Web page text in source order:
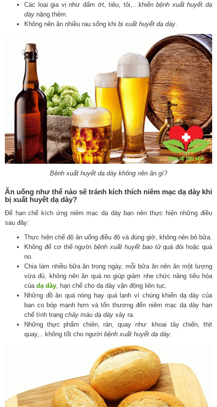
Các loại gia vị như dấm ớt, tiêu, tỏi,…khiếnbệnh xuất huyết dạ
dày nặng thêm.
Không nên ăn nhiều rau sống khi bị xuất huyết dạ dày
Bệnh xuất huyết dạ dày không nên ăn gì?
Ăn uống như thế nào sẽ tránh kích thích niêm mạc dạ dày khi
bị xuất huyết dạ dày?
Để hạn chế kích ứng niêm mạc dạ dày bạn nên thực hiện những điều
sau đây:
Thực hiện chế độ ăn uống điều độ và đúng giờ, không nên bỏ bữa.
Không để cơ thể ngườibệnh xuất huyết bao tửquá đói hoặc quá
no.
Chia làm nhiều bữa ăn trong ngày, mỗi bữa ăn nên ăn một lượng
vừa đủ, không nên ăn quá no giúp giảm nhẹ chức năng tiêu hóa
của dạ dày , hạn chế cho dạ dày vận động liên tục.
Những đồ ăn quá nóng hay quá lạnh vì chúng khiến dạ dày của
bạn co bóp mạnh hơn và tổn thương đến niêm mạc dạ dày hạn
chế tình trạng chảy máu dạ dày xảy ra.
Những thực phẩm chiên, rán, quay như: khoai tây chiến, thịt
quay,.. không tốt cho người bệnh xuất huyết dạ dày